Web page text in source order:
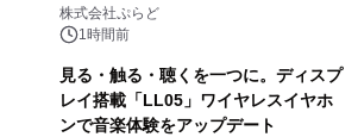
プール グランピングとトレーラーハウ
スの2施設で
株式会社ぷらど
1時間前
見る・触る・聴くを一つに。ディスプ
レイ搭載「LL05」ワイヤレスイヤホ
ンで音楽体験をアップデート